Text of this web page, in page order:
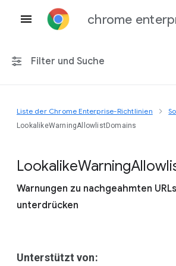
chrome
Filter und Suche
Alle Plattformen
Einschließlich eingestellter Richtlinien
Liste der Chrome Enterprise-Richtlinien
LookalikeWarningAllowlistDomains
LookalikeWarning
Warnungen zu nachgeahmten
unterdrücken
Unterstützt von: